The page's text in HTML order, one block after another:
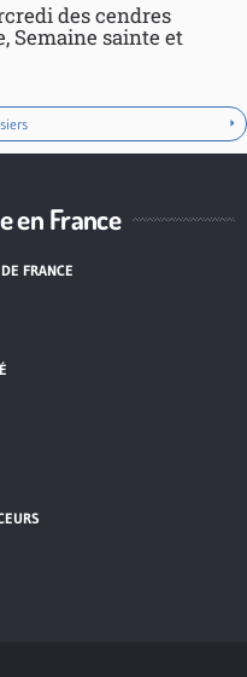
des cendres
Semaine sainte et
en France
FRANCE